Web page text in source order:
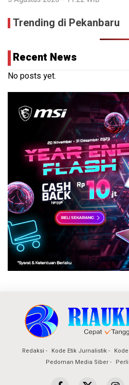
Trending di Pekanbaru
Recent News
No posts yet.
Redaksi Kode Etik Jurnalistik
Pedoman Media Siber